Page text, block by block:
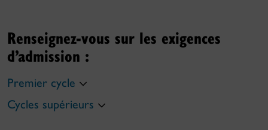
Renseignez-vous sur les exigences
d’admission :
Premier cycle
Cycles supérieurs